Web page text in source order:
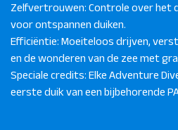
Zelfvertrouwen: Controle over het
voor ontspannen duiken.
Efficiëntie: Moeiteloos drijven,
en de wonderen van de zee met
Speciale credits: Elke Adventure
eerste duik van een bijbehorende